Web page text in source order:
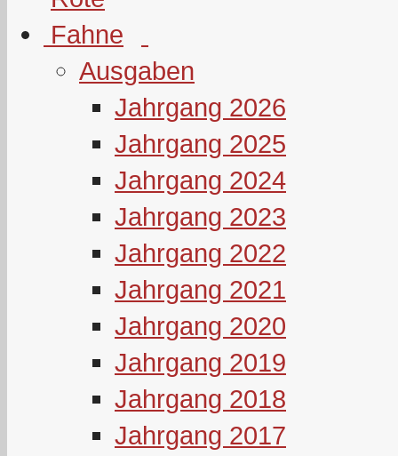
Ausgaben
Jahrgang 2026
Jahrgang 2025
Jahrgang 2024
Jahrgang 2023
Jahrgang 2022
Jahrgang 2021
Jahrgang 2020
Jahrgang 2019
Jahrgang 2018
Jahrgang 2017